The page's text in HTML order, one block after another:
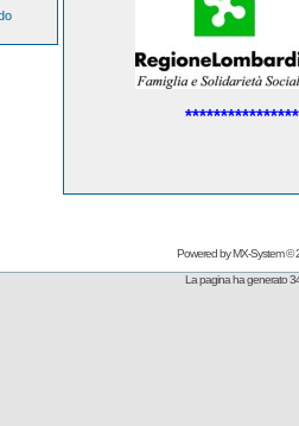
Powered byMX-System©
La pagina ha generato